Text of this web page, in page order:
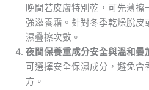
晚間若皮膚特別乾，可先薄擦
強滋養霜。針對冬季乾燥脫皮
濕疊擦次數。
夜間保養重成分安全與溫和疊
可選擇安全保濕成分，避免
方。